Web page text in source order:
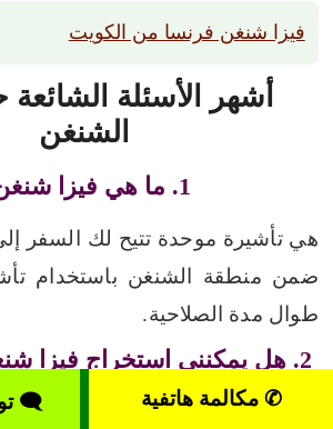
فيزا شنغن فرنسا من الكويت
أشهر الأسئلة الشائعة
الشنغن
1. ما هي فيزا شنغن؟
ضمن منطقة الشنغن باستخدام
طوال مدة الصلاحية.
2. هل يمكنني استخراج فيزا
إذا لم أكن كويتيًا؟✆ مكالمة هاتفية 🗨